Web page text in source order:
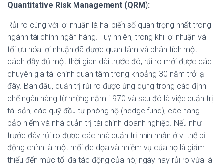
Quantitative Risk Management (QRM):
Rủi ro cùng với lợi nhuận là hai biến số quan trọng nhất trong
ngành tài chính ngân hàng. Tuy nhiên, trong khi lợi nhuận và
tối ưu hóa lợi nhuận đã được quan tâm và phân tích một
cách đầy đủ một thời gian dài trước đó, rủi ro mới được các
chuyên gia tài chính quan tâm trong khoảng 30 năm trở lại
đây. Ban đầu, quản trị rủi ro được ứng dụng trong các định
chế ngân hàng từ những năm 1970 và sau đó là việc quản trị
tài sản, các quỹ đầu tư phòng hộ (hedge fund), các hãng
bảo hiểm và nhà quản trị tài chính doanh nghiệp. Nếu như
trước đây rủi ro được các nhà quản trị nhìn nhận ở vị thế bị
động chính là một mối đe dọa và nhiệm vụ của họ là giảm
thiểu đến mức tối đa tác động của nó; ngày nay rủi ro vừa là